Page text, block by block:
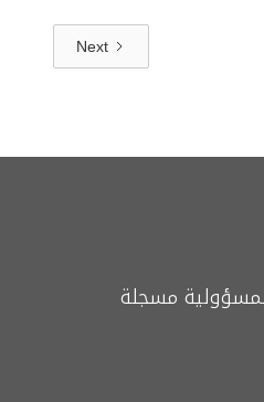
Next
مسجلة